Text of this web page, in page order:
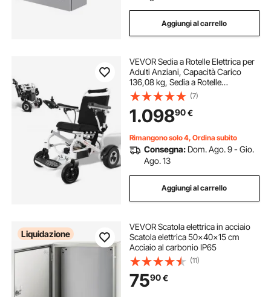
Aggiungi al carrello
VEVOR Sedia a Rotelle Elettrica per
Adulti Anziani, Capacità Carico
136,08 kg, Sedia a Rotelle
Motorizzata Pieghevole Leggera
Larghezza 449,58 mm, Sedia
Elettrica per Tutti i Terreni Lega
Alluminio
(7)
1.09890€
Rimangono solo 4, Ordina subito
Consegna: Dom. Ago. 9 - Gio.
Ago. 13
Aggiungi al carrello
Liquidazione
VEVOR Scatola elettrica in acciaio
Scatola elettrica 50x40x15 cm
Acciaio al carbonio IP65
(11)
7590€